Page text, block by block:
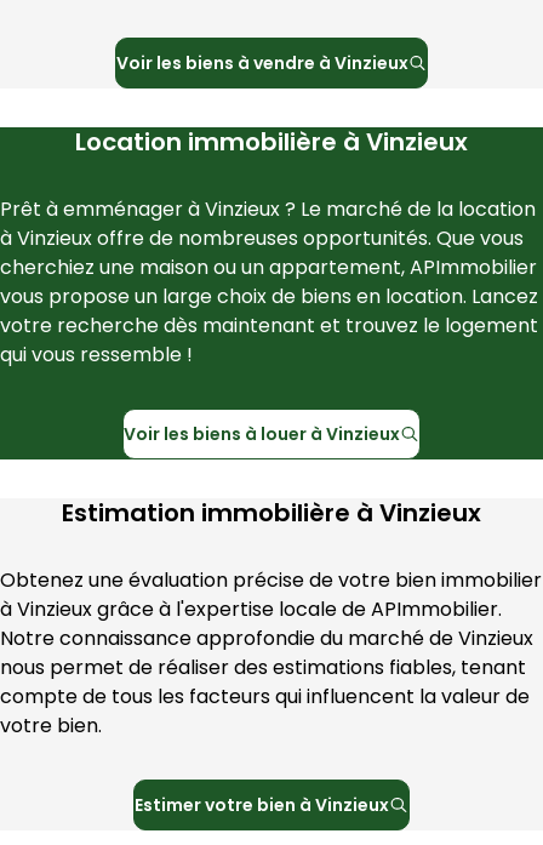
Voir les biens à vendre à Vinzieux
Location immobilière à Vinzieux
Prêt à emménager à Vinzieux ? Le marché de la location
à Vinzieux offre de nombreuses opportunités. Que vous
cherchiez une maison ou un appartement, APImmobilier
vous propose un large choix de biens en location. Lancez
votre recherche dès maintenant et trouvez le logement
qui vous ressemble !
Voir les biens à louer àVinzieux
Estimation immobilière à Vinzieux
Obtenez une évaluation précise de votre bien immobilier
à Vinzieux grâce à l'expertise locale de APImmobilier.
Notre connaissance approfondie du marché de Vinzieux
nous permet de réaliser des estimations fiables, tenant
compte de tous les facteurs qui influencent la valeur de
votre bien.
Estimer votre bien àVinzieux